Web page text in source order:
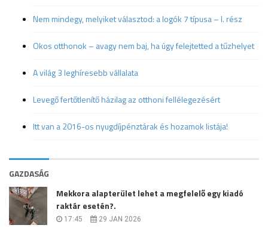
Nem mindegy, melyiket választod: a logók 7 típusa – I. rész
Okos otthonok – avagy nem baj, ha úgy felejtetted a tűzhelyet
A világ 3 leghíresebb vállalata
Levegő fertőtlenítő házilag az otthoni fellélegezésért
Itt van a 2016-os nyugdíjpénztárak és hozamok listája!
GAZDASÁG
Mekkora alapterület lehet a megfelelő egy kiadó
raktár esetén?.
17:45 29 JAN 2026